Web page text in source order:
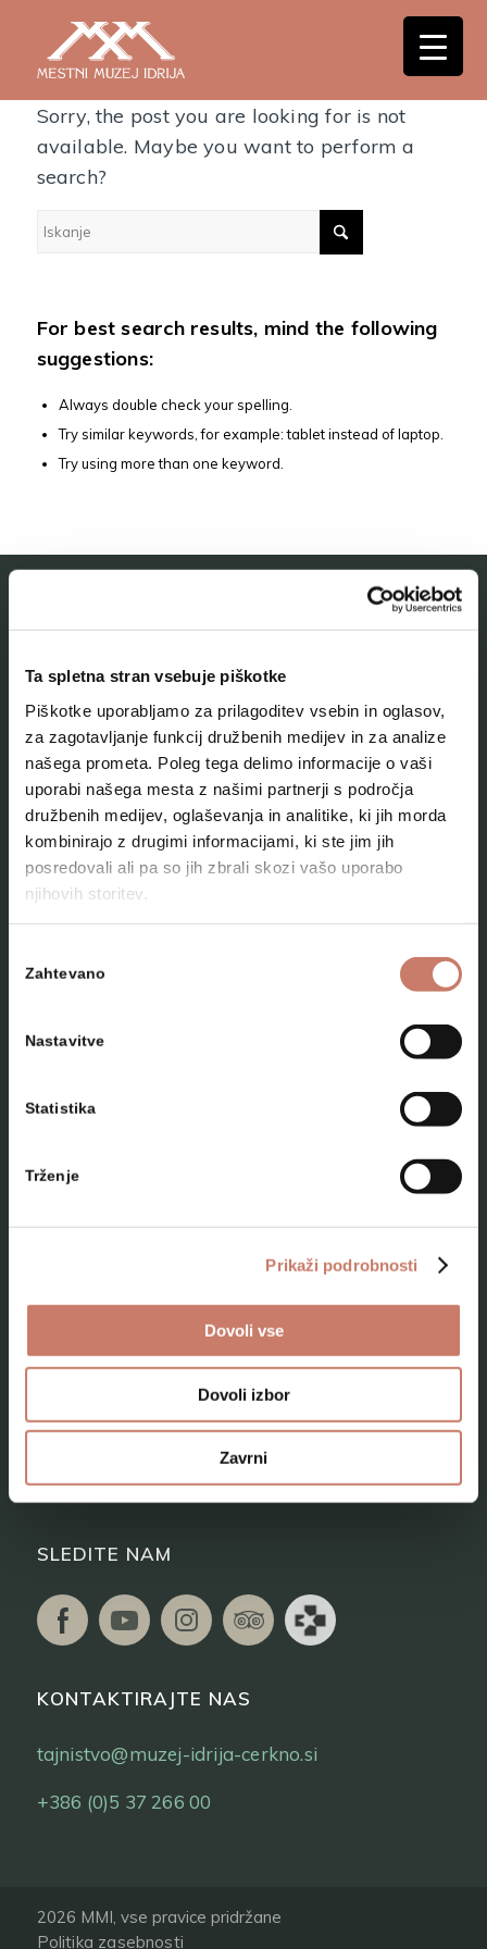
Ta spletna stran vsebuje piškotke
Piškotke uporabljamo za prilagoditev vsebin in oglasov,
za zagotavljanje funkcij družbenih medijev in za analize
našega prometa. Poleg tega delimo informacije o vaši
uporabi našega mesta z našimi partnerji s področja
družbenih medijev, oglaševanja in analitike, ki jih morda
kombinirajo z drugimi informacijami, ki ste jim jih
posredovali ali pa so jih zbrali skozi vašo uporabo
njihovih storitev.
soglasja
Zahtevano
Nastavitve
Statistika
Trženje
Prikaži podrobnosti
Dovoli vse
Dovoli izbor
Zavrni
Nothing Found
Sorry, the post you are looking for is not
available. Maybe you want to perform a
search?
For best search results, mind the following
suggestions:
Always double check your spelling.
Try similar keywords, for example: tablet instead of laptop.
Try using more than one keyword.
O muzeju
Naše zbirke
Aktualno
Kontakt
Kam na izlet
Programi za skupine odraslih
Kje smo
SLEDITE NAM
KONTAKTIRAJTE NAS
tajnistvo@muzej-idrija-cerkno.si
+386 (0)5 37 266 00
2026 MMI, vse pravice pridržane
Politika zasebnosti